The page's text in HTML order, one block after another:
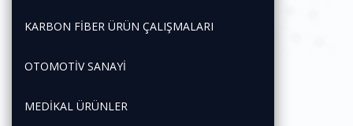
KARBON FİBER ÜRÜN ÇALIŞMALARI
OTOMOTİV SANAYİ
MEDİKAL ÜRÜNLER